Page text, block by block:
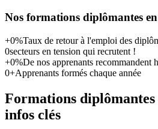
Nos formations diplômantes
+0%Taux de retour à l'emploi des
0secteurs en tension qui recrutent !
+0%De nos apprenants recommandent
0+Apprenants formés chaque année
Formations diplômantes
infos clés